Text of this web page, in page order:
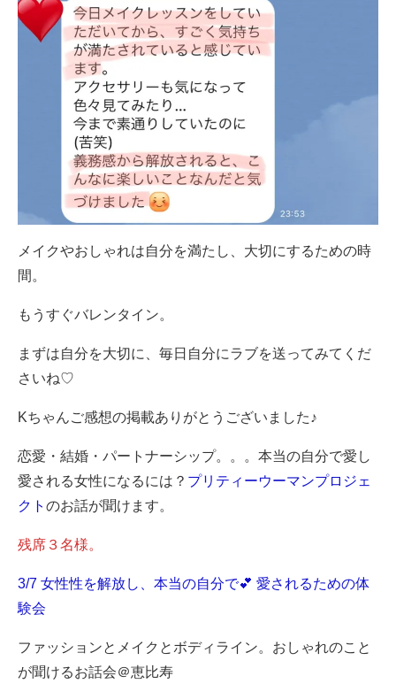
メイクやおしゃれは自分を満たし、大切にするための時
間。
もうすぐバレンタイン。
まずは自分を大切に、毎日自分にラブを送ってみてくだ
さいね♡
Kちゃんご感想の掲載ありがとうございました♪
恋愛・結婚・パートナーシップ。。。本当の自分で愛し
愛される女性になるには？ プリティーウーマンプロジェ
クト のお話が聞けます。
残席３名様。
3/7 女性性を解放し、本当の自分で💕 愛されるための体
験会
ファッションとメイクとボディライン。おしゃれのこと
が聞けるお話会＠恵比寿